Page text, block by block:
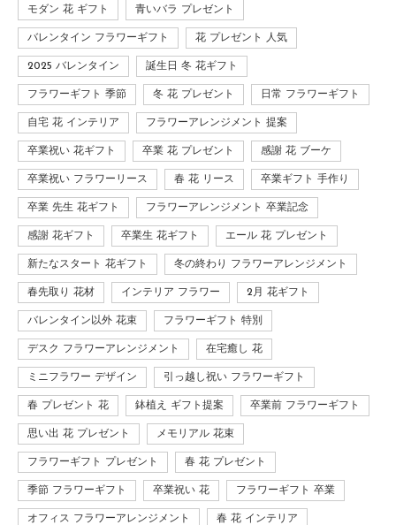
モダン 花 ギフト 青いバラ プレゼント
バレンタイン フラワーギフト 花 プレゼント 人気
2025 バレンタイン 誕生日 冬 花ギフト
フラワーギフト 季節 冬 花 プレゼント 日常 フラワーギフト
自宅 花 インテリア フラワーアレンジメント 提案
卒業祝い 花ギフト 卒業 花 プレゼント 感謝 花 ブーケ
卒業祝い フラワーリース 春 花 リース 卒業ギフト 手作り
卒業 先生 花ギフト フラワーアレンジメント 卒業記念
感謝 花ギフト 卒業生 花ギフト エール 花 プレゼント
新たなスタート 花ギフト 冬の終わり フラワーアレンジメント
春先取り 花材 インテリア フラワー 2月 花ギフト
バレンタイン以外 花束 フラワーギフト 特別
デスク フラワーアレンジメント 在宅癒し 花
ミニフラワー デザイン 引っ越し祝い フラワーギフト
春 プレゼント 花 鉢植え ギフト提案 卒業前 フラワーギフト
思い出 花 プレゼント メモリアル 花束
フラワーギフト プレゼント 春 花 プレゼント
季節 フラワーギフト 卒業祝い 花 フラワーギフト 卒業
オフィス フラワーアレンジメント 春 花 インテリア